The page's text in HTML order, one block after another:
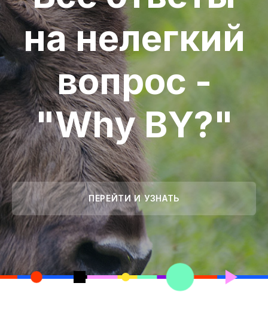
на нелегкий
вопрос -
"Why BY?"
ПЕРЕЙТИ И УЗНАТЬ